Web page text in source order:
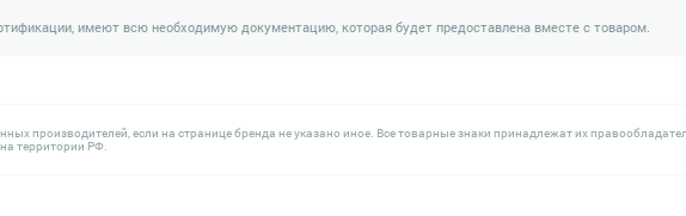
имеют всю необходимую документацию, которая будет предоставлена вместе с товаром.
производителей, если на странице бренда не указано иное. Все товарные знаки принадлежат их
территории РФ.